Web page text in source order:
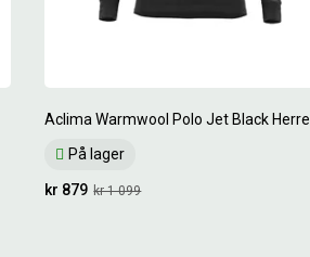
Aclima Warmwool Polo Jet Black Herre
På lager
kr 1 099
kr 879